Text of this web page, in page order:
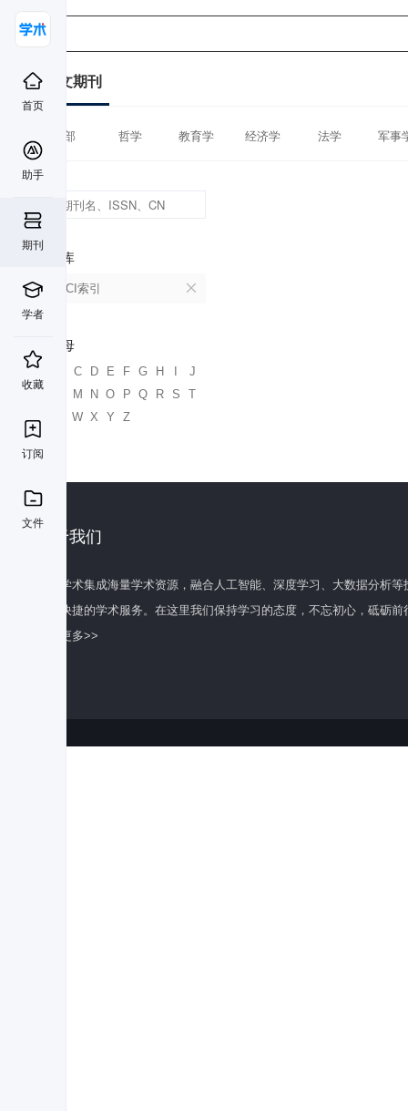
首页
助手
期刊
学者
收藏
订阅
文件
中文期刊
全部 哲学 教育学 经济学 法学 军事
数据库
CSSCI索引
首字母
C D E F G H
J
K
M N O P Q R S
T
W X Y Z
关于我们
百度学术集成海量学术资源，融合人工智能、深度学习、大数据分析
全面快捷的学术服务。在这里我们保持学习的态度，不忘初心，砥砺前
了解更多>>